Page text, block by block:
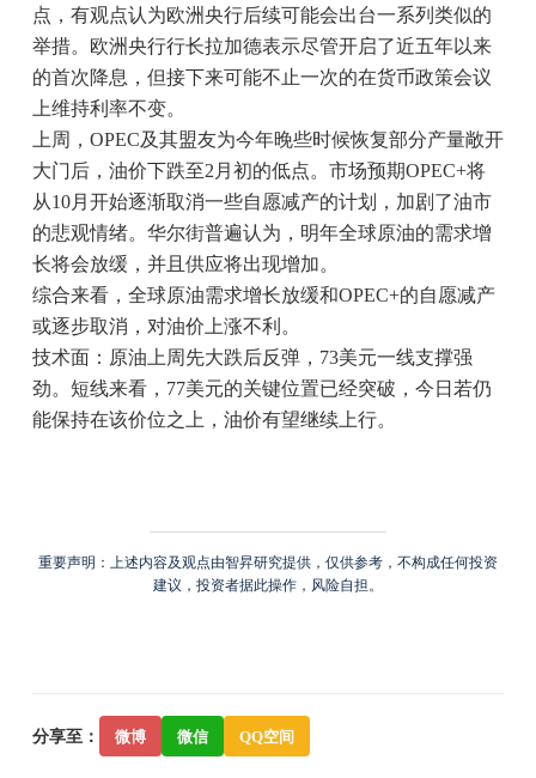
点，有观点认为欧洲央行后续可能会出台一系列类似的
举措。欧洲央行行长拉加德表示尽管开启了近五年以来
的首次降息，但接下来可能不止一次的在货币政策会议
上维持利率不变。
上周，OPEC及其盟友为今年晚些时候恢复部分产量敞开
大门后，油价下跌至2月初的低点。市场预期OPEC+将
从10月开始逐渐取消一些自愿减产的计划，加剧了油市
的悲观情绪。华尔街普遍认为，明年全球原油的需求增
长将会放缓，并且供应将出现增加。
综合来看，全球原油需求增长放缓和OPEC+的自愿减产
或逐步取消，对油价上涨不利。
技术面：原油上周先大跌后反弹，73美元一线支撑强
劲。短线来看，77美元的关键位置已经突破，今日若仍
能保持在该价位之上，油价有望继续上行。
重要声明：上述内容及观点由智昇研究提供，仅供参考，不构成任何投资
建议，投资者据此操作，风险自担。
分享至： 微博 微信 QQ空间